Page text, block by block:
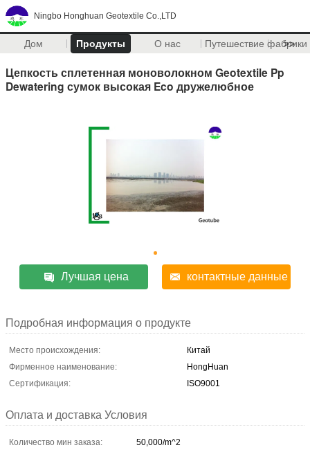
Ningbo Honghuan Geotextile Co.,LTD
Дом Продукты О нас Путешествие фабрики
>>
Цепкость сплетенная моноволокном Geotextile Pp
Dewatering сумок высокая Eco дружелюбное
Лучшая цена контактные данные
Подробная информация о продукте
Место происхождения:
Китай
Фирменное наименование:
HongHuan
Сертификация:
ISO9001
Оплата и доставка Условия
Количество мин заказа:
50,000/m^2